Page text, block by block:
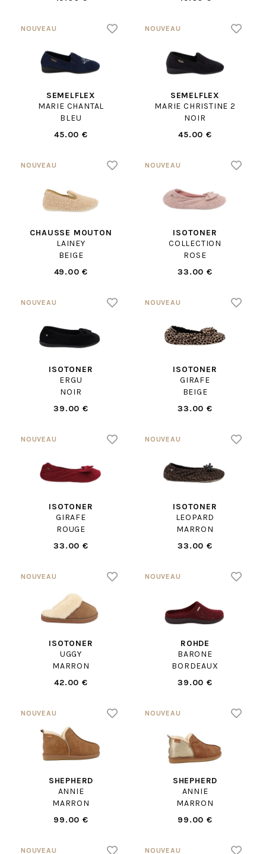
SEMELFLEX
MARIE CHANTAL
BLEU
45.00 €
SEMELFLEX
MARIE CHRISTINE 2
NOIR
45.00 €
CHAUSSE MOUTON
LAINEY
BEIGE
49.00 €
ISOTONER
COLLECTION
ROSE
33.00 €
ISOTONER
ERGU
NOIR
39.00 €
ISOTONER
GIRAFE
BEIGE
33.00 €
ISOTONER
GIRAFE
ROUGE
33.00 €
ISOTONER
LEOPARD
MARRON
33.00 €
ISOTONER
UGGY
MARRON
42.00 €
ROHDE
BARONE
BORDEAUX
39.00 €
SHEPHERD
ANNIE
MARRON
99.00 €
SHEPHERD
ANNIE
MARRON
99.00 €